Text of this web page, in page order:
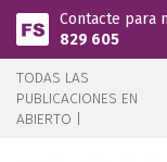
Pasar al contenido
Contacte para
829 605
TODAS LAS
PUBLICACIONES EN
ABIERTO |